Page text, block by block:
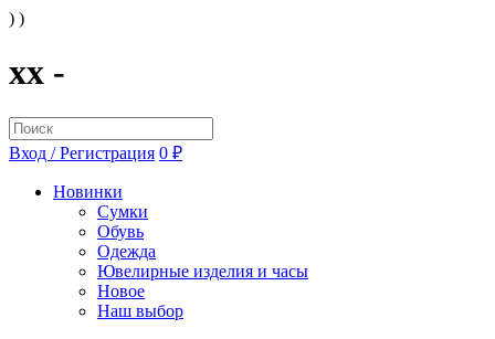
) )
xx -
Вход / Регистрация 0 ₽
Новинки
Сумки
Обувь
Одежда
Ювелирные изделия и часы
Новое
Наш выбор